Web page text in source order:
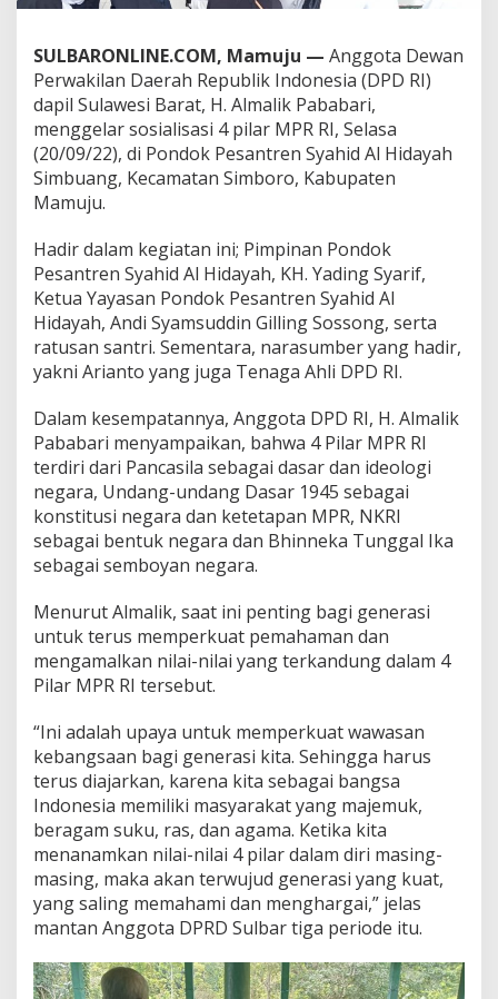
r
G
e
l
a
r
S
o
l
i
s
s
i
4
i
a
r
d
P
o
n
e
s
A
l
H
d
a
y
a
h
SULBARONLINE.COM, Mamuju — Anggota Dewan
Perwakilan Daerah Republik Indonesia (DPD RI)
dapil Sulawesi Barat, H. Almalik Pababari,
menggelar sosialisasi 4 pilar MPR RI, Selasa
(20/09/22), di Pondok Pesantren Syahid Al Hidayah
Simbuang, Kecamatan Simboro, Kabupaten
Mamuju.
Hadir dalam kegiatan ini; Pimpinan Pondok
Pesantren Syahid Al Hidayah, KH. Yading Syarif,
Ketua Yayasan Pondok Pesantren Syahid Al
Hidayah, Andi Syamsuddin Gilling Sossong, serta
ratusan santri. Sementara, narasumber yang hadir,
yakni Arianto yang juga Tenaga Ahli DPD RI.
Dalam kesempatannya, Anggota DPD RI, H. Almalik
Pababari menyampaikan, bahwa 4 Pilar MPR RI
terdiri dari Pancasila sebagai dasar dan ideologi
negara, Undang-undang Dasar 1945 sebagai
konstitusi negara dan ketetapan MPR, NKRI
sebagai bentuk negara dan Bhinneka Tunggal Ika
sebagai semboyan negara.
Menurut Almalik, saat ini penting bagi generasi
untuk terus memperkuat pemahaman dan
mengamalkan nilai-nilai yang terkandung dalam 4
Pilar MPR RI tersebut.
“Ini adalah upaya untuk memperkuat wawasan
kebangsaan bagi generasi kita. Sehingga harus
terus diajarkan, karena kita sebagai bangsa
Indonesia memiliki masyarakat yang majemuk,
beragam suku, ras, dan agama. Ketika kita
menanamkan nilai-nilai 4 pilar dalam diri masing-
masing, maka akan terwujud generasi yang kuat,
yang saling memahami dan menghargai,” jelas
mantan Anggota DPRD Sulbar tiga periode itu.